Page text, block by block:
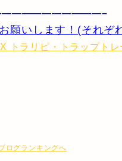
願いします！(それぞ
ログランキングへ